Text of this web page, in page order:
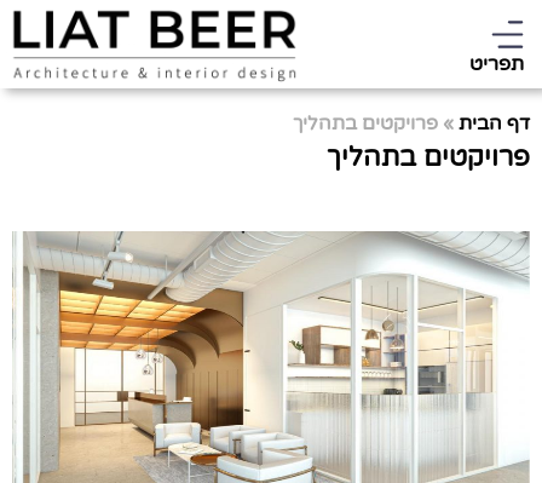
דף הבית » פרויקטים בתהליך
פרויקטים בתהליך
תפריט